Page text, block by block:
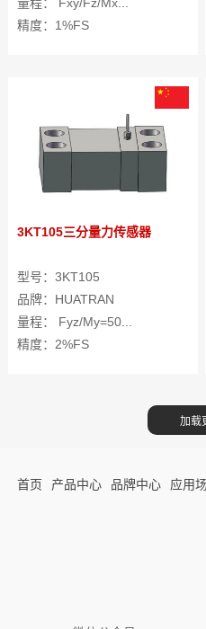
精度：1%FS
3KT105三分量力传感器
型号：3KT105
品牌：HUATRAN
量程： Fyz/My=50...
精度：2%FS
首页 产品中心 品牌中心 应用